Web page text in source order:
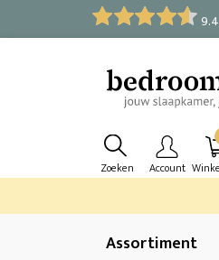
9.4
Zoeken Account
Assortiment